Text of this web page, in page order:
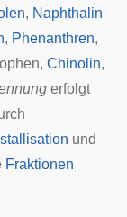
, Naphthalin
, Phenanthren,
, Chinolin,
erfolgt
und
Fraktionen